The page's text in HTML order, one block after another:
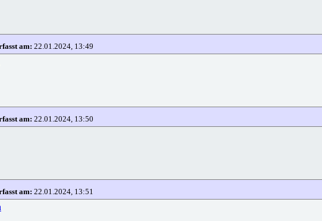
am: 22.01.2024, 13:49
am: 22.01.2024, 13:50
am: 22.01.2024, 13:51